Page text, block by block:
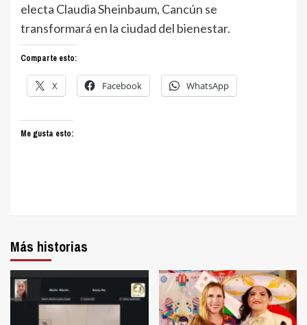
electa Claudia Sheinbaum, Cancún se
transformará en la ciudad del bienestar.
Comparte esto:
X Facebook WhatsApp
Me gusta esto:
Más historias